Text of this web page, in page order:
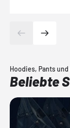
Hoodies, Pants
Beliebte